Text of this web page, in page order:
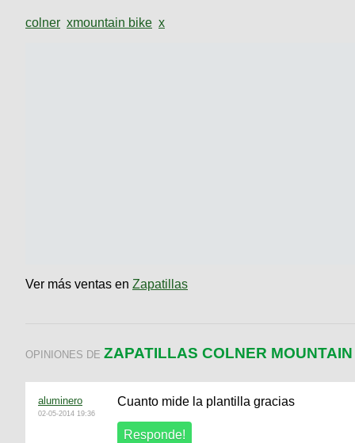
colner xmountain bike x
Ver más ventas en Zapatillas
OPINIONES DE ZAPATILLAS COLNER
aluminero
02-05-2014 19:36
Cuanto mide la plantilla gracias